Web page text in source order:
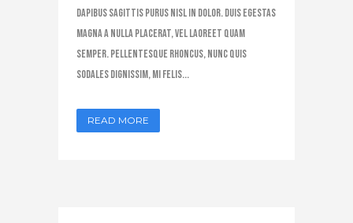
dapibus sagittis purus nisl in dolor. Duis egestas
magna a nulla placerat, vel laoreet quam
semper. Pellentesque rhoncus, nunc quis
sodales dignissim, mi felis...
READ MORE